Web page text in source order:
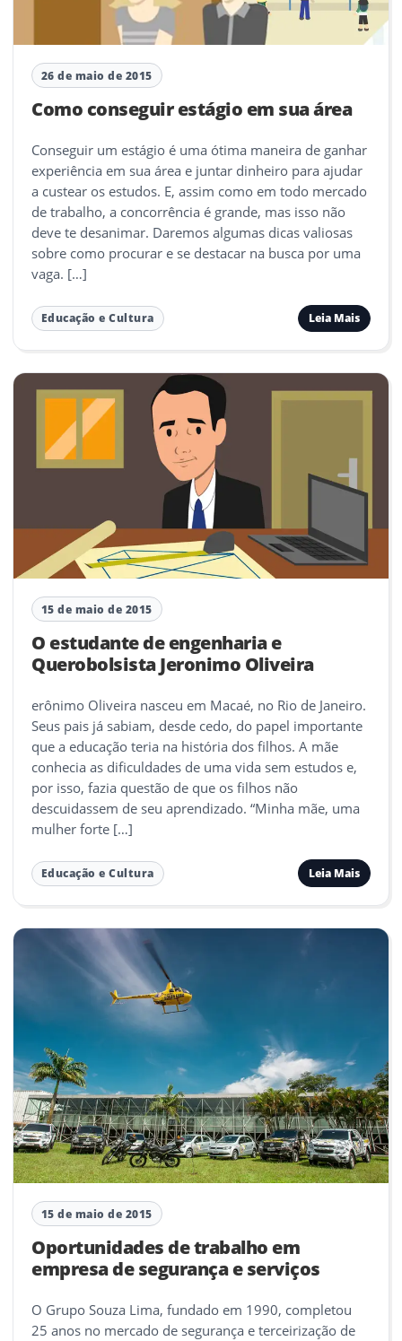
26 de maio de 2015
Como conseguir estágio em sua área
Conseguir um estágio é uma ótima maneira de ganhar
experiência em sua área e juntar dinheiro para ajudar
a custear os estudos. E, assim como em todo mercado
de trabalho, a concorrência é grande, mas isso não
deve te desanimar. Daremos algumas dicas valiosas
sobre como procurar e se destacar na busca por uma
vaga. […]
Educação e Cultura Leia Mais
15 de maio de 2015
O estudante de engenharia e
Querobolsista Jeronimo Oliveira
erônimo Oliveira nasceu em Macaé, no Rio de Janeiro.
Seus pais já sabiam, desde cedo, do papel importante
que a educação teria na história dos filhos. A mãe
conhecia as dificuldades de uma vida sem estudos e,
por isso, fazia questão de que os filhos não
descuidassem de seu aprendizado. “Minha mãe, uma
mulher forte […]
Educação e Cultura Leia Mais
15 de maio de 2015
Oportunidades de trabalho em
empresa de segurança e serviços
O Grupo Souza Lima, fundado em 1990, completou
25 anos no mercado de segurança e terceirização de